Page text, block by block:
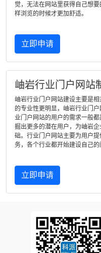
觉，无法在网站里获得自己想
样浏览的时候才更加舒适。
立即申请
岫岩行业门户网站
岫岩行业门户网站建设主要是
的专业性更明显，岫岩行业门
业门户网站的用户的需求一般
掘出更多的潜在用户，为岫岩
础。行业门户网站主要为用户
务，各个行业都开始建设自己的
立即申请